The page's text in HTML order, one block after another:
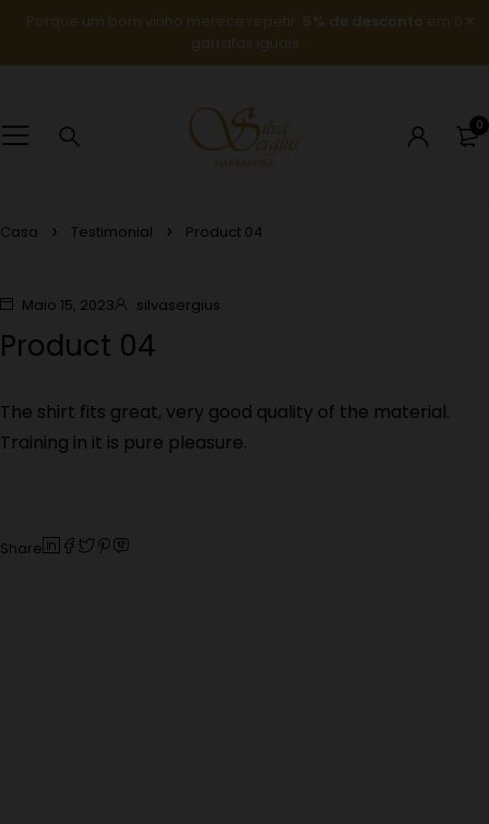
Porque um bom vinho merece repetir: 5% de desconto em 6
garrafas iguais
0
Casa Testimonial Product 04
Maio 15, 2023 silvasergius
Product 04
The shirt fits great, very good quality of the material.
Training in it is pure pleasure.
Share